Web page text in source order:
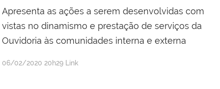
Apresenta as ações a serem desenvolvidas com
vistas no dinamismo e prestação de serviços da
Ouvidoria às comunidades interna e externa
por
publicado
06/02/2020 20h29 Link